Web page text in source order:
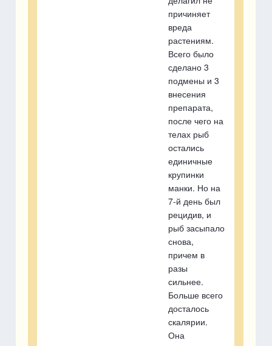
причиняет
вреда
растениям.
Всего было
сделано 3
подмены и 3
внесения
препарата,
после чего на
телах рыб
остались
единичные
крупинки
манки. Но на
7-й день был
рецидив, и
рыб засыпало
снова,
причем в
разы
сильнее.
Больше всего
досталось
скалярии.
Она